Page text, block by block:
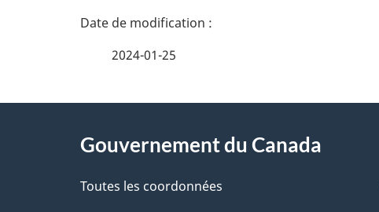
D
a
2024-01-25
proposGouvernement du Canada
Toutes les coordonnées